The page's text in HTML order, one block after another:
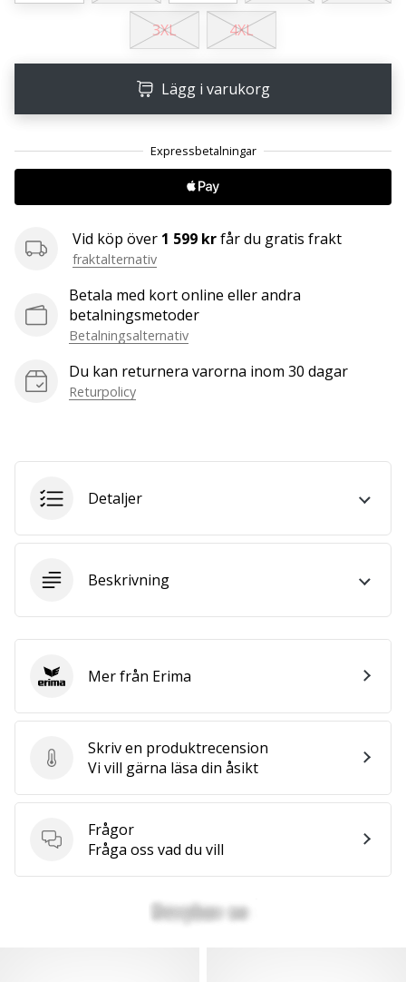
affiliate
Har
egen
ett
diskussionsforum?
chansen
att tjäna
pengar.
med
Visa
artiklar
3XL 4XL
Lägg i varukorg
Vid köp över 1 599 krfår du gratis frakt
fraktalternativ
Betala med kort online eller andra
betalningsmetoder
Betalningsalternativ
Du kan returnera varorna inom 30 dagar
Returpolicy
Detaljer
Beskrivning
Skriv en produktrecension
Skriv en produktrecension
Vi vill gärna läsa din åsikt
Frågor
Frågor
Fråga oss vad du vill
ErimaMer från Erima